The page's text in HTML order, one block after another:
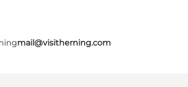
mail@visitherning.com